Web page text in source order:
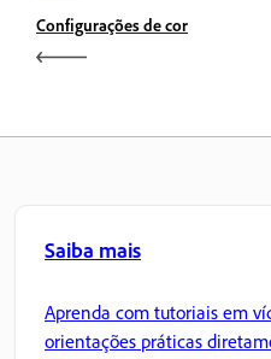
Configurações de cor
Saiba mais
Aprenda com tutoriais em
orientações práticas